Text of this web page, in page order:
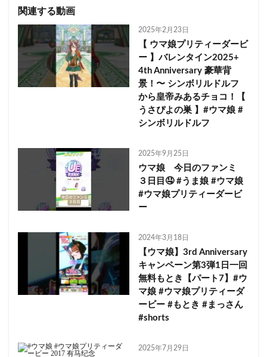
関連する動画
2025年2月23日
【 ウマ娘プリティーダービ
ー 】バレンタイン2025+
4th Anniversary 豪華背
景！〜 シンボリルドルフ
から皇帝みあるチョコ！【
うさぴよの巣 】#ウマ娘 #
シンボリルドルフ
2025年9月25日
ウマ娘 今日のファンミ
３日目🤤 #うま娘 #ウマ娘
#ウマ娘プリティーダービ
ー
2024年3月18日
【ウマ娘】3rd Anniversary
キャンペーン第3弾1日一回
無料もとき【パート7】#ウ
マ娘 #ウマ娘プリティーダ
ービー #もとき #まっさん
#shorts
2025年7月29日